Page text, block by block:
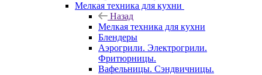
Мелкая техника для кухни
Назад
Мелкая техника для кухни
Блендеры
Аэрогрили. Электрогрили.
Фритюрницы.
Вафельницы. Сэндвичницы.